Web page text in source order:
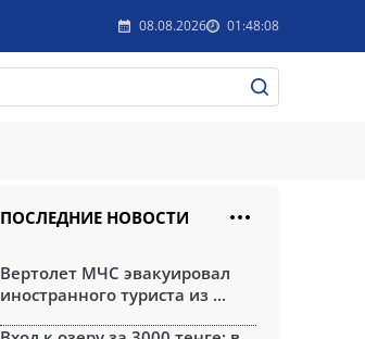
08.08.2026 01:48:08
ПОСЛЕДНИЕ НОВОСТИ
Вертолет МЧС эвакуировал
иностранного туриста из ...